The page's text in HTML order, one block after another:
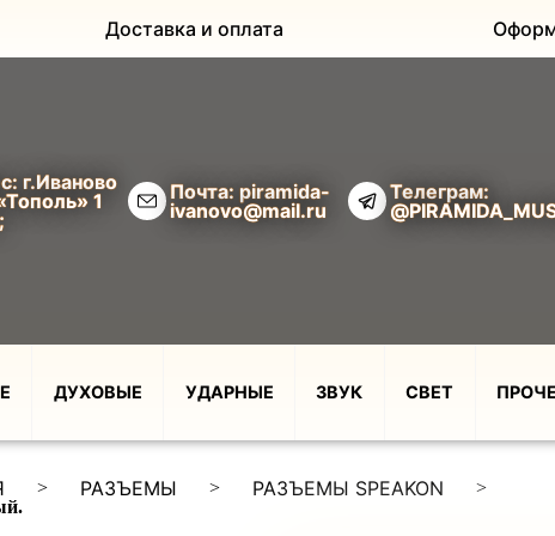
Доставка и оплата
г.Иваново
1
Почта: piramida-
ivanovo@mail.ru
Телеграм:
ДУХОВЫЕ УДАРНЫЕ ЗВУК СВЕТ
> РАЗЪЕМЫ > РАЗЪЕМЫ SPEAKON
>